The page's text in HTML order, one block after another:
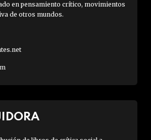
en pensamiento crítico, movimientos
de otros mundos.